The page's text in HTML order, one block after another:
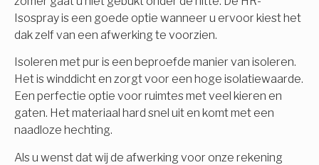
Isospray is een goede optie wanneer u ervoor kiest het
dak zelf van een afwerking te voorzien.
Isoleren met pur is een beproefde manier van isoleren.
Het is winddicht en zorgt voor een hoge isolatiewaarde.
Een perfectie optie voor ruimtes met veel kieren en
gaten. Het materiaal hard snel uit en komt met een
naadloze hechting.
Als u wenst dat wij de afwerking voor onze rekening